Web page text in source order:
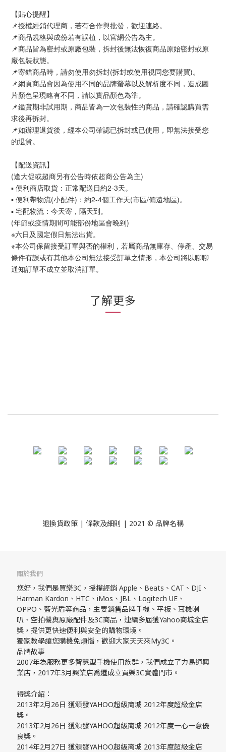
【貼心提醒】
📌授權經銷代理商，若有合作與批發，歡迎連絡。
📌商品規格與成份若有誤植，以官網公告為主。
📌商品皆為密封或原廠包裝，拆封後無法恢復商品原始密封或原
廠包裝狀態。
📌寄錯商品時，請勿使用勿拆封(拆封或使用視同您要購買)。
📌網頁商品會因為使用不同的品牌螢幕以及解析度不同，造成圖
片顏色呈現略有不同，請以實品顏色為準。
📌鑑賞期非試用期，商品皆為一次包裝性的商品，請確認購買需
求後再拆封。
📌如辦理退貨後，經本公司確認已拆封或已使用，即無法接受您
的退貨。
【配送資訊】
(逢大促或超商另有公告時依超商公告為主)
▪ 便利商店取貨：正常配送日約2-3天。
▪ 便利帶物流(小配件)：約2-4個工作天(市區/偏遠地區)。
▪ 宅配物流：今天寄，隔天到。
(年節或疫情期間可能部份地區會晚到)
※六日及國定假日無法出貨。
※本公司保留接受訂單與否的權利，若屬商品無庫存、停產、交易
條件有誤或有其他本公司無法接受訂單之情形，本公司將以聊聊
通知訂單不成立並取消訂單。
了解更多
退換貨政策 | 條款及細則 | 2021 © 品牌名稱
關於我們
您好，我們是買樂3C，授權經銷 Apple、Beats、CAT、DJI、
Harman Kardon、HTC、iMos、JBL、Logitech UE、
OPPO、藍光盾等商品，主要銷售品牌手機、平板、耳機喇
叭、空拍機與原廠配件及3C商品，連續多屆獲Yahoo商城金店
獎，提供更快速便利與安全的購物環境。
獨家教學讓您購機免煩惱，歡迎大家天天來My3C。
品牌故事
2007年為服務更多智慧型手機使用族群，我們成立了力易通興
業店，2017年3月興業店喬遷成立買樂3C實體門市。
得獎介紹：
2013年2月26日 獲頒發YAHOO超級商城 2012年度超級金店
獎。
2013年2月26日 獲頒發YAHOO超級商城 2012年度一心一意優
良獎。
2014年2月27日 獲頒發YAHOO超級商城 2013年度超級金店